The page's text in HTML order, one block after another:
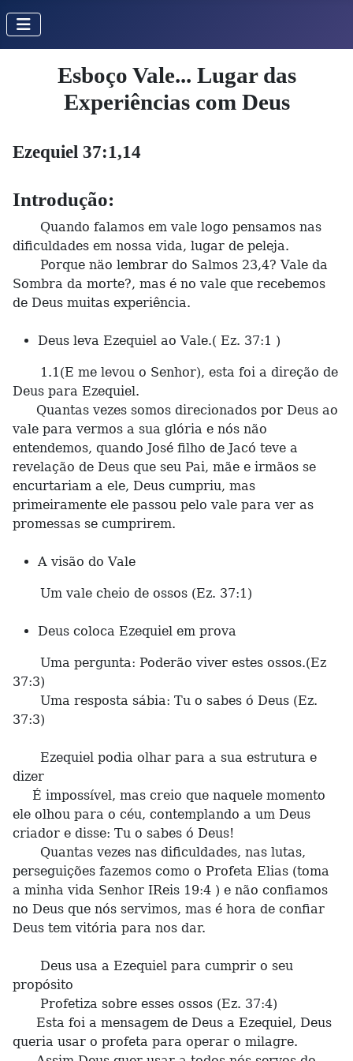
Esboço Vale... Lugar das
Experiências com Deus
Ezequiel 37:1,14
Introdução:
Quando falamos em vale logo pensamos nas
dificuldades em nossa vida, lugar de peleja.
Porque näo lembrar do Salmos 23,4? Vale da
Sombra da morte?, mas é no vale que recebemos
de Deus muitas experiência.
Deus leva Ezequiel ao Vale.( Ez. 37:1 )
1.1(E me levou o Senhor), esta foi a direção de
Deus para Ezequiel.
Quantas vezes somos direcionados por Deus ao
vale para vermos a sua glória e nós não
entendemos, quando José filho de Jacó teve a
revelação de Deus que seu Pai, mãe e irmãos se
encurtariam a ele, Deus cumpriu, mas
primeiramente ele passou pelo vale para ver as
promessas se cumprirem.
A visão do Vale
Um vale cheio de ossos (Ez. 37:1)
Deus coloca Ezequiel em prova
Uma pergunta: Poderão viver estes ossos.(Ez
37:3)
Uma resposta sábia: Tu o sabes ó Deus (Ez.
37:3)
Ezequiel podia olhar para a sua estrutura e
dizer
É impossível, mas creio que naquele momento
ele olhou para o céu, contemplando a um Deus
criador e disse: Tu o sabes ó Deus!
Quantas vezes nas dificuldades, nas lutas,
perseguições fazemos como o Profeta Elias (toma
a minha vida Senhor IReis 19:4 ) e não confiamos
no Deus que nós servimos, mas é hora de confiar
Deus tem vitória para nos dar.
Deus usa a Ezequiel para cumprir o seu
propósito
Profetiza sobre esses ossos (Ez. 37:4)
Esta foi a mensagem de Deus a Ezequiel, Deus
queria usar o profeta para operar o milagre.